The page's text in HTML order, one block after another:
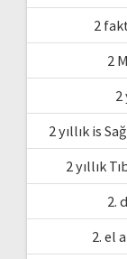
2
2
2
2 yıllık is
2 yıllık
2.
2. el